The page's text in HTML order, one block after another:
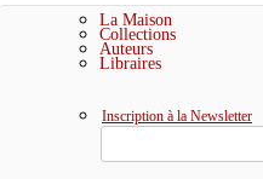
La Maison
Collections
Auteurs
Libraires
Inscription à la Newsletter